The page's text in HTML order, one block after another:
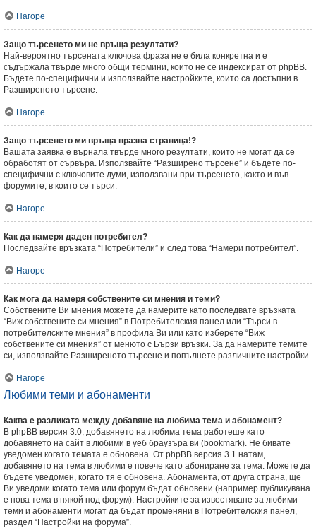
Нагоре
Защо търсенето ми не връща резултати?
Най-вероятно търсената ключова фраза не е била конкретна и е
съдържала твърде много общи термини, които не се индексират от phpBB.
Бъдете по-специфични и използвайте настройките, които са достъпни в
Разширеното търсене.
Нагоре
Защо търсенето ми връща празна страница!?
Вашата заявка е върнала твърде много резултати, които не могат да се
обработят от сървъра. Използвайте “Разширено търсене” и бъдете по-
специфични с ключовите думи, използвани при търсенето, както и във
форумите, в които се търси.
Нагоре
Как да намеря даден потребител?
Последвайте връзката “Потребители” и след това “Намери потребител”.
Нагоре
Как мога да намеря собствените си мнения и теми?
Собствените Ви мнения можете да намерите като последвате връзката
“Виж собствените си мнения” в Потребителския панел или “Търси в
потребителските мнения” в профила Ви или като изберете “Виж
собствените си мнения” от менюто с Бързи връзки. За да намерите темите
си, използвайте Разширеното търсене и попълнете различните настройки.
Нагоре
Любими теми и абонаменти
Каква е разликата между добавяне на любима тема и абонамент?
В phpBB версия 3.0, добавянето на любима тема работеше като
добавянето на сайт в любими в уеб браузъра ви (bookmark). Не бивате
уведомен когато темата е обновена. От phpBB версия 3.1 натам,
добавянето на тема в любими е повече като абониране за тема. Можете да
бъдете уведомен, когато тя е обновена. Абонамента, от друга страна, ще
Ви уведоми когато тема или форум бъдат обновени (например публикувана
е нова тема в някой под форум). Настройките за известяване за любими
теми и абонаменти могат да бъдат променяни в Потребителския панел,
раздел “Настройки на форума”.